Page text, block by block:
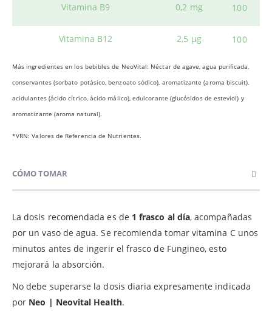
Vitamina B9 0,2 mg 100
Vitamina B12 2,5 µg 100
Más ingredientes en los bebibles de NeoVital: Néctar de agave, agua purificada,
conservantes (sorbato potásico, benzoato sódico), aromatizante (aroma biscuit),
acidulantes (ácido cítrico, ácido málico), edulcorante (glucósidos de esteviol) y
aromatizante (aroma natural).
*VRN: Valores de Referencia de Nutrientes.
CÓMO TOMAR
La dosis recomendada es de 1 frasco al día, acompañadas
por un vaso de agua. Se recomienda tomar vitamina C unos
minutos antes de ingerir el frasco de Fungineo, esto
mejorará la absorción.
No debe superarse la dosis diaria expresamente indicada
por Neo | Neovital Health.